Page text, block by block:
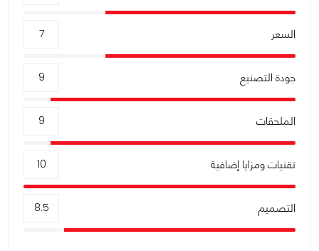
السعر 7
جودة التصنيع 9
الملحقات 9
تقنيات ومزايا إضافية 10
التصميم 8.5